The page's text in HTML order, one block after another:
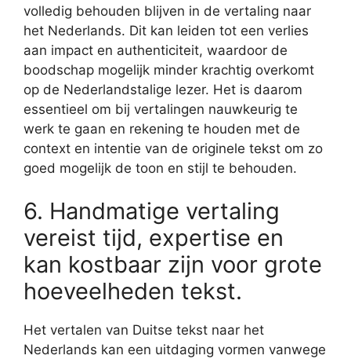
volledig behouden blijven in de vertaling naar
het Nederlands. Dit kan leiden tot een verlies
aan impact en authenticiteit, waardoor de
boodschap mogelijk minder krachtig overkomt
op de Nederlandstalige lezer. Het is daarom
essentieel om bij vertalingen nauwkeurig te
werk te gaan en rekening te houden met de
context en intentie van de originele tekst om zo
goed mogelijk de toon en stijl te behouden.
6. Handmatige vertaling
vereist tijd, expertise en
kan kostbaar zijn voor grote
hoeveelheden tekst.
Het vertalen van Duitse tekst naar het
Nederlands kan een uitdaging vormen vanwege